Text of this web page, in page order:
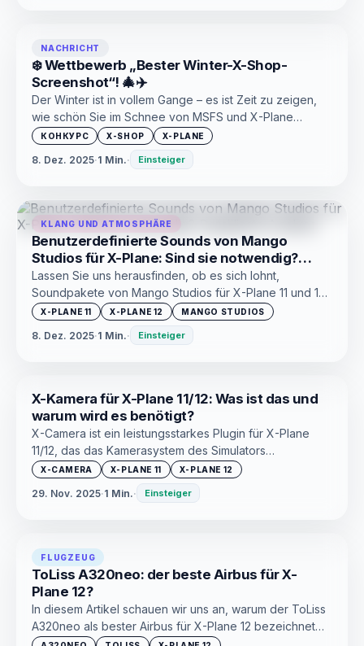
NACHRICHT
❄️ Wettbewerb „Bester Winter-X-Shop-
Screenshot“! 🎄✈️
Der Winter ist in vollem Gange – es ist Zeit zu zeigen,
wie schön Sie im Schnee von MSFS und X-Plane
fliegen! Wir starten einen Neujahrs-Screenshot-
Wettbewerb und jeder von euch kann sich nicht nur
ausdrücken, sondern erhält auch X-Shop Rewards-Boni
КОНКУРС X-SHOP X-PLANE
8. Dez. 2025·1 Min.· Einsteiger
KLANG UND ATMOSPHÄRE
Benutzerdefinierte Sounds von Mango
Studios für X-Plane: Sind sie notwendig?
Detaillierte Analyse
Lassen Sie uns herausfinden, ob es sich lohnt,
Soundpakete von Mango Studios für X-Plane 11 und 12
zu kaufen. Wir vergleichen Standardsounds mit
benutzerdefinierten Sounds und analysieren die
Auswirkungen auf den Realismus der Simulation und
X-PLANE 11 X-PLANE 12 MANGO STUDIOS
8. Dez. 2025·1 Min.· Einsteiger
X-Kamera für X-Plane 11/12: Was ist das und
warum wird es benötigt?
X-Camera ist ein leistungsstarkes Plugin für X-Plane
11/12, das das Kamerasystem des Simulators
revolutioniert. Erstellen Sie filmische Looks, speichern
Sie Ihre eigenen Kamerawinkel und steuern Sie Ihre
Kamera mit noch nie dagewesener Flexibilität ✈️
X-CAMERA X-PLANE 11 X-PLANE 12
29. Nov. 2025·1 Min.· Einsteiger
FLUGZEUG
ToLiss A320neo: der beste Airbus für X-
Plane 12?
In diesem Artikel schauen wir uns an, warum der ToLiss
A320neo als bester Airbus für X-Plane 12 bezeichnet
wird und ob er sein Geld wirklich wert ist.